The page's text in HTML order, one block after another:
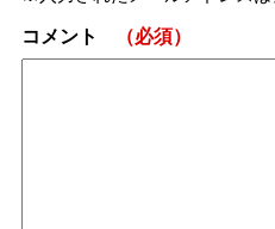
コメント （必須）